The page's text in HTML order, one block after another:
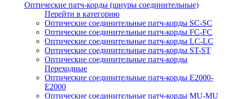
Оптические патч-корды (шнуры соединительные)
Перейти в категорию
Оптические соединительные патч-корды SC-SC
Оптические соединительные патч-корды FC-FC
Оптические соединительные патч-корды LC-LC
Оптические соединительные патч-корды ST-ST
Оптические соединительные патч-корды
Переходные
Оптические соединительные патч-корды E2000-
E2000
Оптические соединительные патч-корды MU-MU